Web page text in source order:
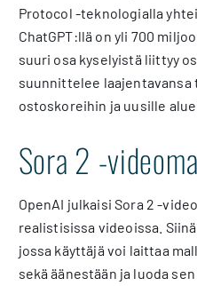
Protocol -teknologialla
ChatGPT:llä on yli 700
suuri osa kyselyistä liittyy
suunnittelee
ostoskoreihin ja uusille
Sora 2 -
OpenAI julkaisi Sora 2 -
realistisissa videoissa.
jossa käyttäjä voi laittaa
sekä äänestään ja luoda